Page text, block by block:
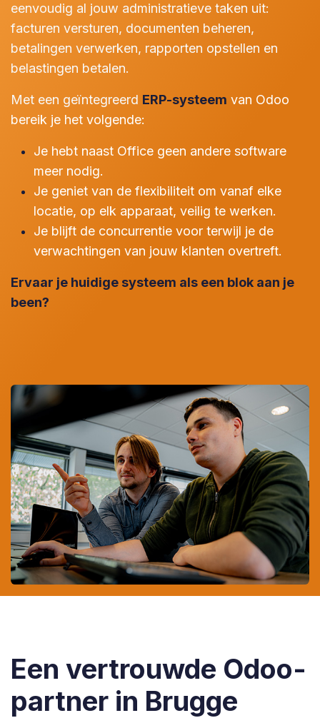
eenvoudig al jouw administratieve taken uit:
facturen versturen, documenten beheren,
betalingen verwerken, rapporten opstellen en
belastingen betalen.
Met een geïntegreerd ERP-systeem van Odoo
bereik je het volgende:
Je hebt naast Office geen andere software
meer nodig.
Je geniet van de flexibiliteit om vanaf elke
locatie, op elk apparaat, veilig te werken.
Je blijft de concurrentie voor terwijl je de
verwachtingen van jouw klanten overtreft.
Ervaar je huidige systeem als een blok aan je
been?
Een vertrouwde Odoo-
partner in Brugge